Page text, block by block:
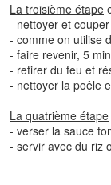
La troisième étape
- nettoyer et
- comme on utilise
- faire revenir, 5
- retirer du feu et
- nettoyer la poêle
La quatrième étape
- verser la sauce
- servir avec du riz
Tapenade verte aux